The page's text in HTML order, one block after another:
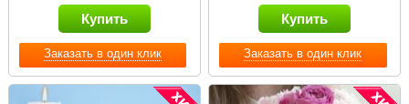
Заказать в один клик
Купить
Заказать в один клик
Купить